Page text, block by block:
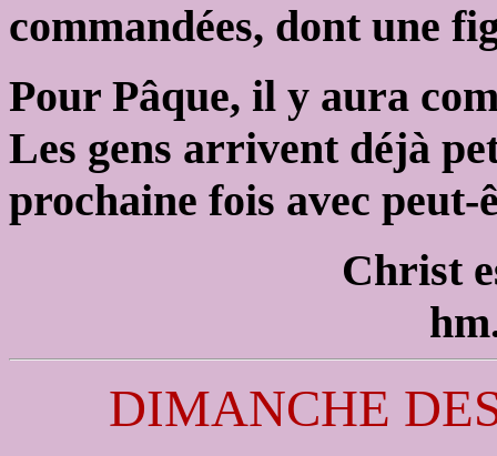
commandées, dont une
Pour Pâque, il y aura
Les gens arrivent déjà
prochaine fois avec peut-
Christ
DIMANCHE